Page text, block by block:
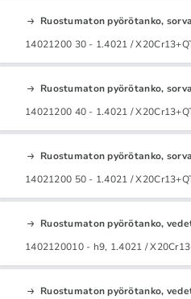
Ruostumaton pyörötanko,
14021200 30 - 1.4021 /
Ruostumaton pyörötanko,
14021200 40 - 1.4021 /
Ruostumaton pyörötanko,
14021200 50 - 1.4021 /
Ruostumaton pyörötanko,
1402120010 - h9, 1.4021 /
Ruostumaton pyörötanko,